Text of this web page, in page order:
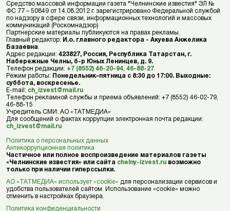
Средство массовой информации газета "Челнинские известия" ЭЛ №
ФС 77 – 50849 от 14.08.2012 г. зарегистрировано Федеральной службой
по надзору в сфере связи, информационных технологий и массовых
коммуникаций (Роскомнадзор)
Партнерские материалы публикуются на правах рекламы.
Главный редактор: И.о. главного редактора - Акуева Анжелика
Базаевна
Адрес редакции: 423827, Россия, Республика Татарстан, г.
Набережные Челны, б-р Юных Ленинцев, д. 9.
Телефон редакции: +7 (8552) 46-20-94 46-88-27
Режим работы: Понедельник–пятница с 8:30 до 17:00. Выходные:
суббота, воскресенье.
E-mail: ch_izvest@mail.ru
Телефон рекламной службы и приема объявлений: +7 (8552) 46-02-79,
46-88-15
Учредитель СМИ: АО «ТАТМЕДИА»
Для сообщений о фактах коррупции электронная почта редакции:
ch_izvest@mail.ru
Политика о персональных данных
Антикоррупционная политика
Частичное или полное воспроизведение материалов газеты
«Челнинские известия» или сайта chelny-izvest.ru возможно
только при наличии гиперссылки.
АО «ТАТМЕДИА» использует «cookie» для персонализации сервисов и
удобства пользователей сайтом. Использование «cookie» можно
отменить в настройках браузера.
Политика конфиденциальности